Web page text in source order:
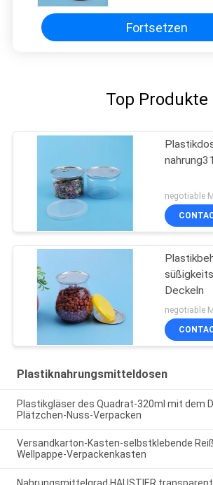
Fortsetzen
Top Produkte
negotiable
Deckeln
negotiable
Plastiknahrungsmitteldosen
Plastikgläser des Quadrat-320ml mit dem
Plätzchen-Nuss-Verpacken
Versandkarton-Kasten-selbstklebende
Wellpappe-Verpackenkasten